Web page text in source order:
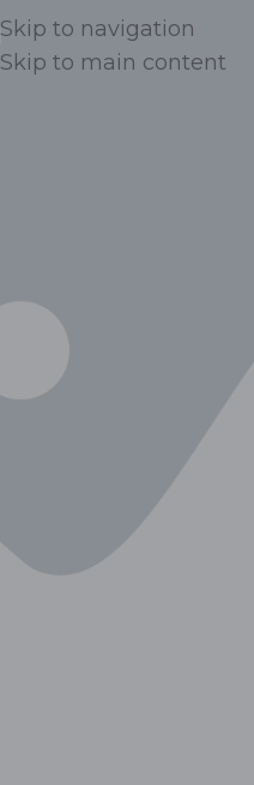
Skip to navigation
Skip to main content